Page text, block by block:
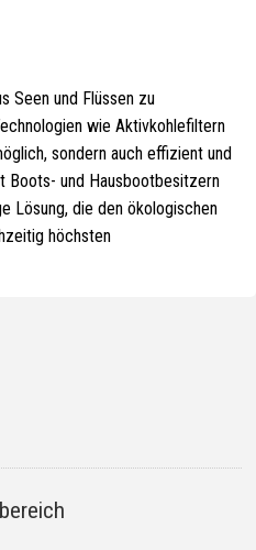
Seen und Flüssen zu
wie Aktivkohlefiltern
sondern auch effizient und
Boots- und Hausbootbesitzern
Lösung, die den ökologischen
höchsten